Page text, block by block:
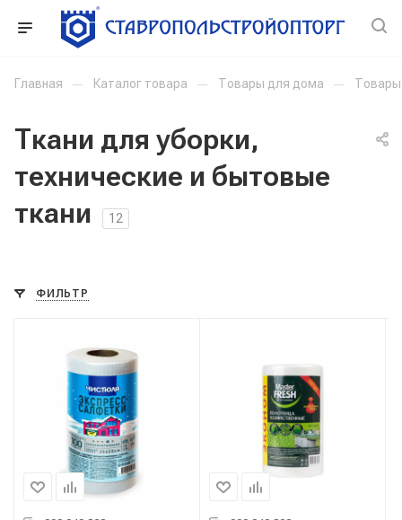
Главная — Каталог товара — Товары для дома — Товары
Ткани для уборки,
технические и бытовые
ткани
12
ФИЛЬТР